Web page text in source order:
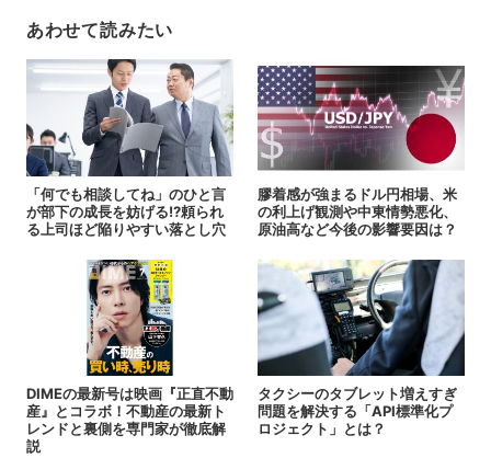
あわせて読みたい
「何でも相談してね」のひと言
が部下の成長を妨げる!?頼られ
る上司ほど陥りやすい落とし穴
膠着感が強まるドル円相場、米
の利上げ観測や中東情勢悪化、
原油高など今後の影響要因は？
DIMEの最新号は映画『正直不動
産』とコラボ！不動産の最新ト
レンドと裏側を専門家が徹底解
説
タクシーのタブレット増えすぎ
問題を解決する「API標準化プ
ロジェクト」とは？